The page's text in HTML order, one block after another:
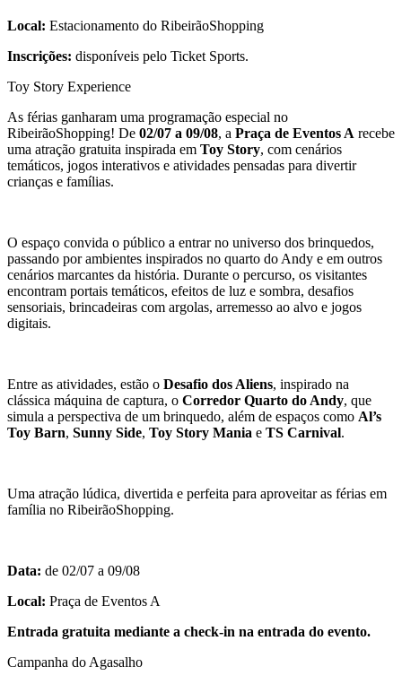
Local: Estacionamento do RibeirãoShopping
Inscrições: disponíveis pelo Ticket Sports.
Toy Story Experience
As férias ganharam uma programação especial no
RibeirãoShopping! De 02/07 a 09/08, a Praça de Eventos A recebe
uma atração gratuita inspirada em Toy Story, com cenários
temáticos, jogos interativos e atividades pensadas para divertir
crianças e famílias.
O espaço convida o público a entrar no universo dos brinquedos,
passando por ambientes inspirados no quarto do Andy e em outros
cenários marcantes da história. Durante o percurso, os visitantes
encontram portais temáticos, efeitos de luz e sombra, desafios
sensoriais, brincadeiras com argolas, arremesso ao alvo e jogos
digitais.
Entre as atividades, estão o Desafio dos Aliens, inspirado na
clássica máquina de captura, o Corredor Quarto do Andy, que
simula a perspectiva de um brinquedo, além de espaços como Al’s
Toy Barn, Sunny Side, Toy Story Mania e TS Carnival.
Uma atração lúdica, divertida e perfeita para aproveitar as férias em
família no RibeirãoShopping.
Data: de 02/07 a 09/08
Local: Praça de Eventos A
Entrada gratuita mediante a check-in na entrada do evento.
Campanha do Agasalho